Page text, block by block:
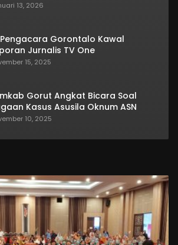
13, 2026
Pengacara Gorontalo Kawal
Jurnalis TV One
15, 2025
Gorut Angkat Bicara Soal
Kasus Asusila Oknum ASN
10, 2025